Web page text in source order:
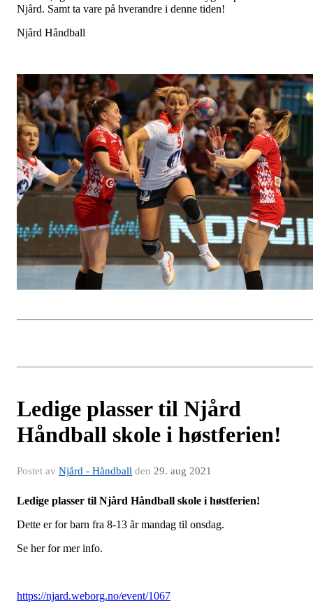
Njård. Samt ta vare på hverandre i denne tiden!
Njård Håndball
Ledige plasser til Njård
Håndball skole i høstferien!
Postet av Njård - Håndball den 29. aug 2021
Ledige plasser til Njård Håndball skole i høstferien!
Dette er for barn fra 8-13 år mandag til onsdag.
Se her for mer info.
https://njard.weborg.no/event/1067